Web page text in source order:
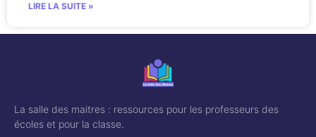
LIRE LA SUITE »
La salle des maitres : ressources pour les professeurs des
écoles et pour la classe.